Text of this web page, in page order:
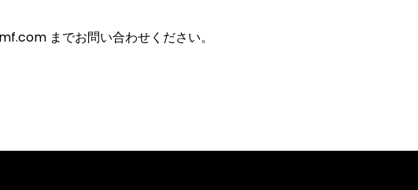
までお問い合わせください。